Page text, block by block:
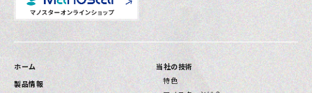
ホーム
製品情報
当社の技術
特色